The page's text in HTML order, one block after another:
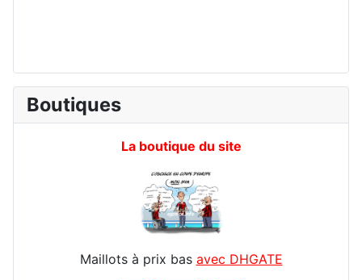
Boutiques
La boutique du site
Maillots à prix bas avec DHGATE